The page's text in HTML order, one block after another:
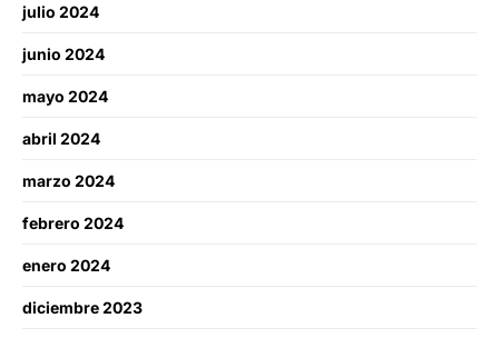
julio 2024
junio 2024
mayo 2024
abril 2024
marzo 2024
febrero 2024
enero 2024
diciembre 2023